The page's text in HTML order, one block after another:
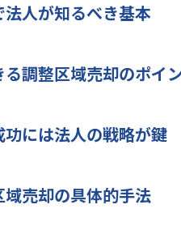
人が知るべき基本
調整区域売却のポイ
には法人の戦略が鍵
売却の具体的手法